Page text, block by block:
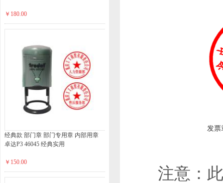
￥180.00
经典款 部门章 部门专用章 内部用章
卓达P3 46045 经典实用
￥150.00
发票
注意：此